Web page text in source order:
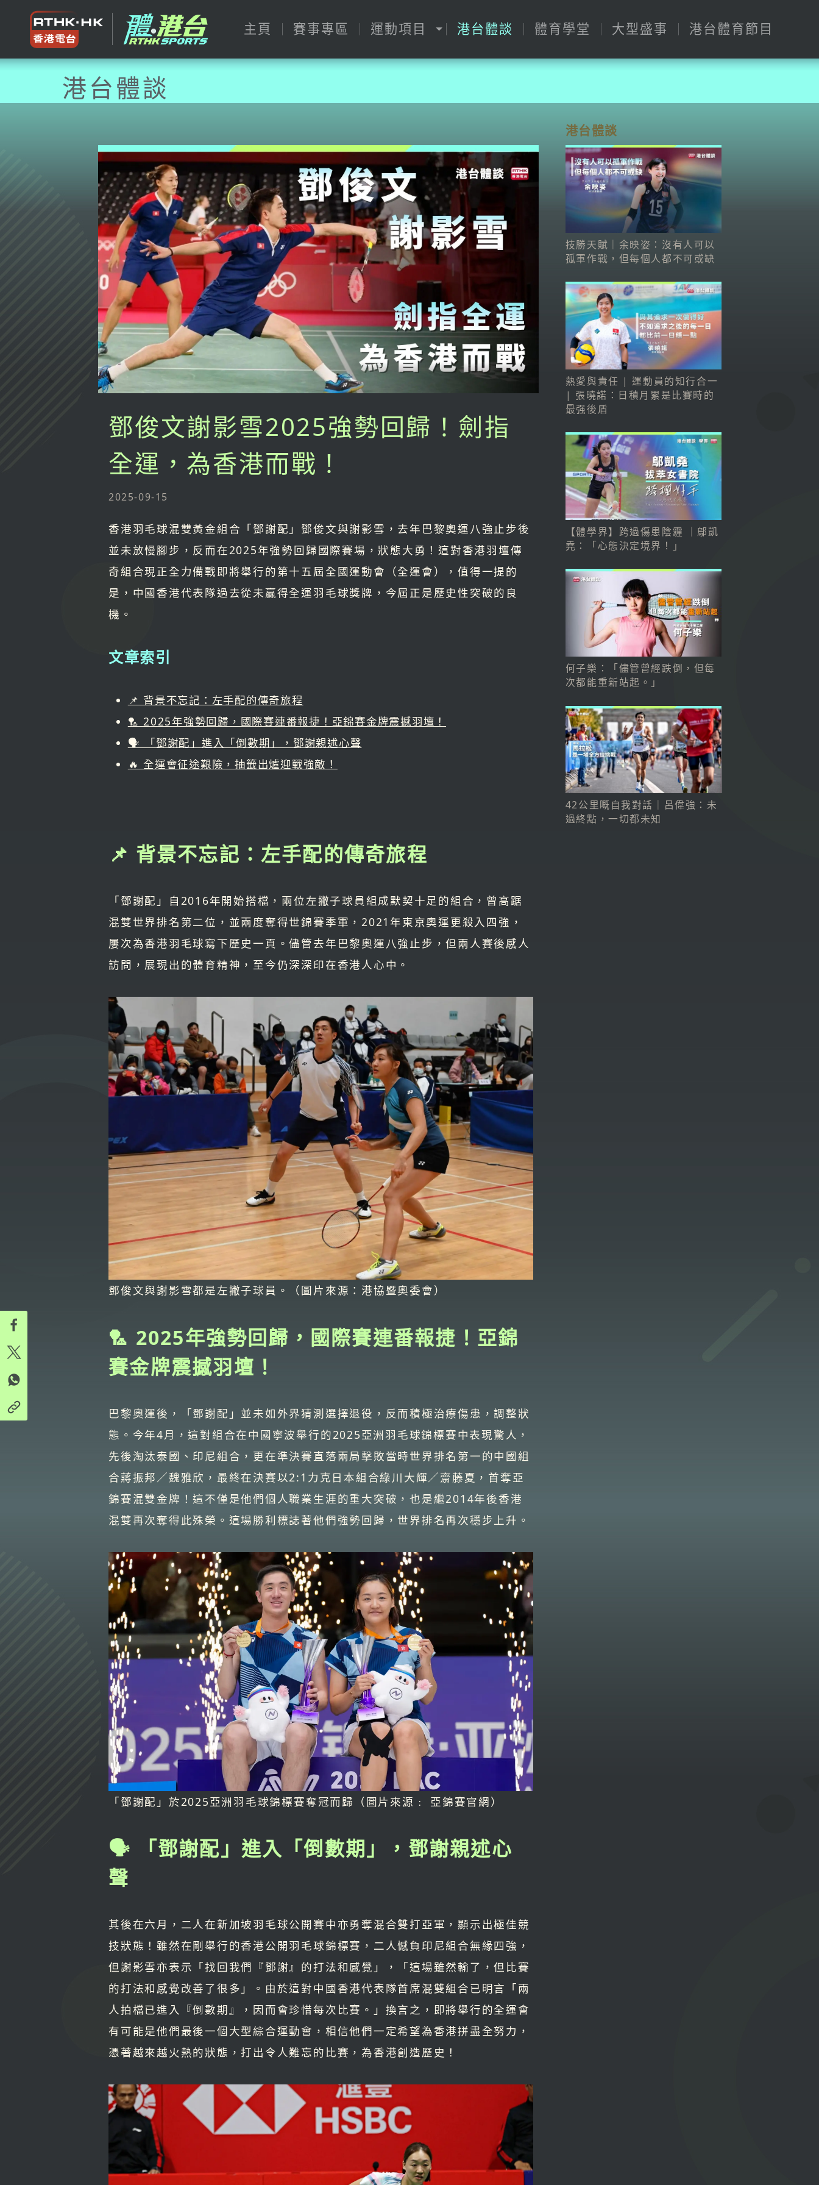
主頁 賽事專區 運動項目 港台體談 體育學堂 大型盛事 港台體育節目
港台體談
鄧俊文謝影雪2025強勢回歸！劍指
全運，為香港而戰！
2025-09-15
香港羽毛球混雙黃金組合「鄧謝配」鄧俊文與謝影雪，去年巴黎奧運八強止步後
並未放慢腳步，反而在2025年強勢回歸國際賽場，狀態大勇！這對香港羽壇傳
奇組合現正全力備戰即將舉行的第十五屆全國運動會（全運會），值得一提的
是，中國香港代表隊過去從未贏得全運羽毛球獎牌，今屆正是歷史性突破的良
機。
文章索引
📌 背景不忘記：左手配的傳奇旅程
🏸 2025年強勢回歸，國際賽連番報捷！亞錦賽金牌震撼羽壇！
🗣️ 「鄧謝配」進入「倒數期」，鄧謝親述心聲
🔥 全運會征途艱險，抽籤出爐迎戰強敵！
📌 背景不忘記：左手配的傳奇旅程
「鄧謝配」自2016年開始搭檔，兩位左撇子球員組成默契十足的組合，曾高踞
混雙世界排名第二位，並兩度奪得世錦賽季軍，2021年東京奧運更殺入四強，
屢次為香港羽毛球寫下歷史一頁。儘管去年巴黎奧運八強止步，但兩人賽後感人
訪問，展現出的體育精神，至今仍深深印在香港人心中。
鄧俊文與謝影雪都是左撇子球員。（圖片來源：港協暨奧委會）
🏸 2025年強勢回歸，國際賽連番報捷！亞錦
賽金牌震撼羽壇！
巴黎奧運後，「鄧謝配」並未如外界猜測選擇退役，反而積極治療傷患，調整狀
態。今年4月，這對組合在中國寧波舉行的2025亞洲羽毛球錦標賽中表現驚人，
先後淘汰泰國、印尼組合，更在準決賽直落兩局擊敗當時世界排名第一的中國組
合蔣振邦／魏雅欣，最終在決賽以2:1力克日本組合綠川大輝／齋藤夏，首奪亞
錦賽混雙金牌！這不僅是他們個人職業生涯的重大突破，也是繼2014年後香港
混雙再次奪得此殊榮。這場勝利標誌著他們強勢回歸，世界排名再次穩步上升。
「鄧謝配」於2025亞洲羽毛球錦標賽奪冠而歸（圖片來源﹕ 亞錦賽官網）
🗣️ 「鄧謝配」進入「倒數期」，鄧謝親述心
聲
其後在六月，二人在新加坡羽毛球公開賽中亦勇奪混合雙打亞軍，顯示出極佳競
技狀態！雖然在剛舉行的香港公開羽毛球錦標賽，二人憾負印尼組合無緣四強，
但謝影雪亦表示「找回我們『鄧謝』的打法和感覺」，「這場雖然輸了，但比賽
的打法和感覺改善了很多」。由於這對中國香港代表隊首席混雙組合已明言「兩
人拍檔已進入『倒數期』，因而會珍惜每次比賽。」換言之，即將舉行的全運會
有可能是他們最後一個大型綜合運動會，相信他們一定希望為香港拼盡全努力，
憑著越來越火熱的狀態，打出令人難忘的比賽，為香港創造歷史！
港台體談
技勝天賦｜余映姿：沒有人可以
孤軍作戰，但每個人都不可或缺
熱愛與責任 | 運動員的知行合一
| 張曉諾：日積月累是比賽時的
最强後盾
【體學界】跨過傷患陰霾 ｜鄔凱
堯：「心態決定境界！」
何子樂：「儘管曾經跌倒，但每
次都能重新站起。」
42公里嘅自我對話｜呂偉強：未
過終點，一切都未知